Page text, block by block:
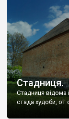
Стадниця.
Стадниця відома
стада худоби, от